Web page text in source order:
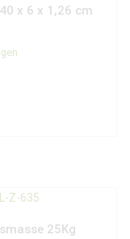
x 6 x 1,26 cm
25Kg